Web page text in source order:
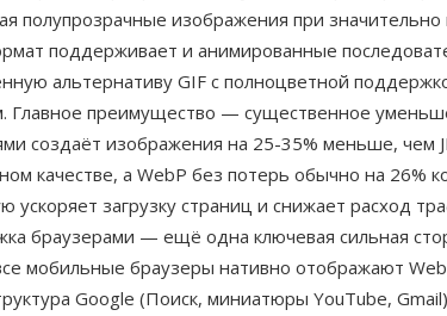
полупрозрачные изображения при
поддерживает и анимированные
альтернативу GIF с полноцветной
Главное преимущество — существенное
создаёт изображения на 25-35% меньше, чем
качестве, а WebP без потерь обычно на 26%
ускоряет загрузку страниц и снижает расход
браузерами — ещё одна ключевая сильная
мобильные браузеры нативно отображают
Google (Поиск, миниатюры YouTube,